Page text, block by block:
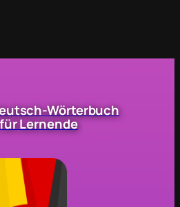
Wörterbuch
Lernende